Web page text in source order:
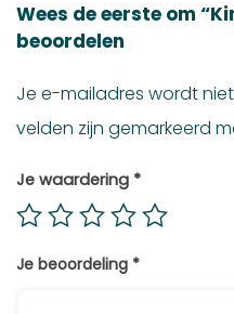
Wees de eerste om
beoordelen
Je e-mailadres wordt
velden zijn gemarkeerd
Je waardering *
Je beoordeling *